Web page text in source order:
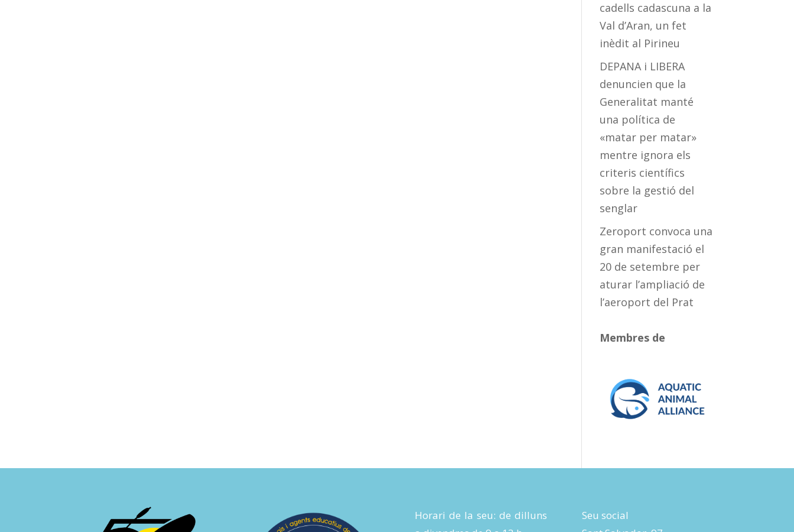
cadells cadascuna a la
Val d’Aran, un fet
inèdit al Pirineu
DEPANA i LIBERA
denuncien que la
Generalitat manté
una política de
«matar per matar»
mentre ignora els
criteris científics
sobre la gestió del
senglar
Zeroport convoca una
gran manifestació el
20 de setembre per
aturar l’ampliació de
l’aeroport del Prat
Membres de
Horari de la seu: de dilluns
Seu social